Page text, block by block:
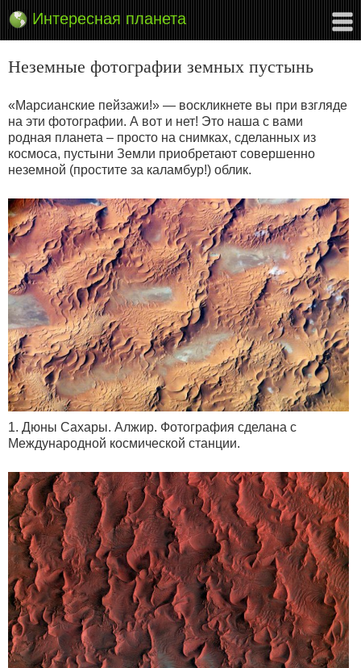
Интересная планета
Неземные фотографии земных пустынь
«Марсианские пейзажи!» — воскликнете вы при взгляде
на эти фотографии. А вот и нет! Это наша с вами
родная планета – просто на снимках, сделанных из
космоса, пустыни Земли приобретают совершенно
неземной (простите за каламбур!) облик.
1. Дюны Сахары. Алжир. Фотография сделана с
Международной космической станции.